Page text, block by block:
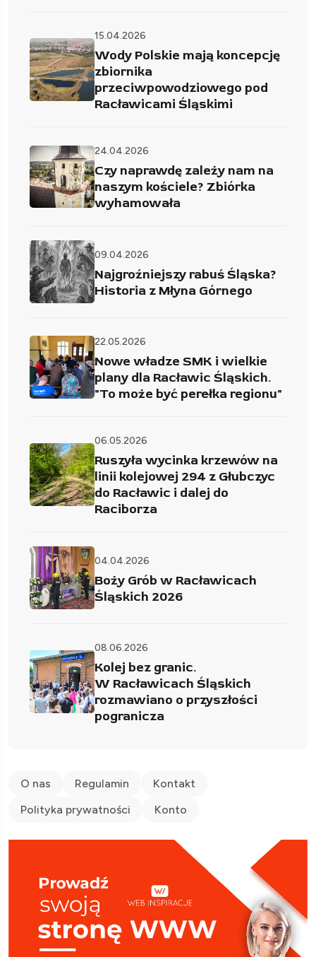
15.04.2026
Wody Polskie mają koncepcję
zbiornika
przeciwpowodziowego pod
Racławicami Śląskimi
24.04.2026
Czy naprawdę zależy nam na
naszym kościele? Zbiórka
wyhamowała
09.04.2026
Najgroźniejszy rabuś Śląska?
Historia z Młyna Górnego
22.05.2026
Nowe władze SMK i wielkie
plany dla Racławic Śląskich.
"To może być perełka regionu"
06.05.2026
Ruszyła wycinka krzewów na
linii kolejowej 294 z Głubczyc
do Racławic i dalej do
Raciborza
04.04.2026
Boży Grób w Racławicach
Śląskich 2026
08.06.2026
Kolej bez granic.
W Racławicach Śląskich
rozmawiano o przyszłości
pogranicza
O nas Regulamin
Kontakt
Polityka prywatności
Konto